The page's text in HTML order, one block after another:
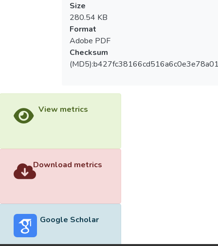
Size
280.54 KB
Format
Adobe PDF
Checksum
View metrics
Download metrics
Google Scholar